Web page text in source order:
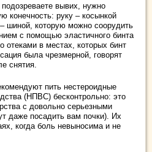
вывих, нужно
конечность: руку – косынкой
шиной, которую можно соорудить
с помощью эластичного бинта
отеками в местах, которых бинт
была чрезмерной, говорят
снятия.
пить нестероидные
(НПВС) бесконтрольно: это
с довольно серьезными
даже посадить вам почки). Их
когда боль невыносима и не